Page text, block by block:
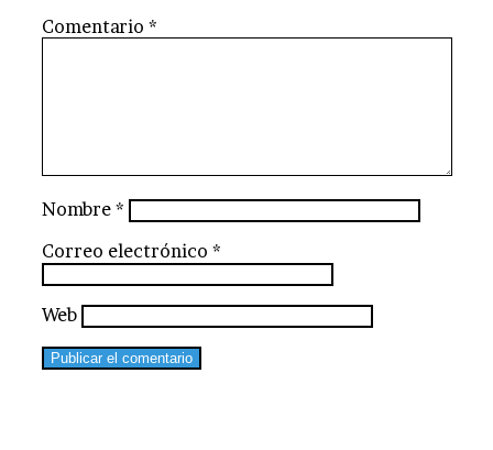
Comentario *
Nombre *
Correo electrónico *
Web